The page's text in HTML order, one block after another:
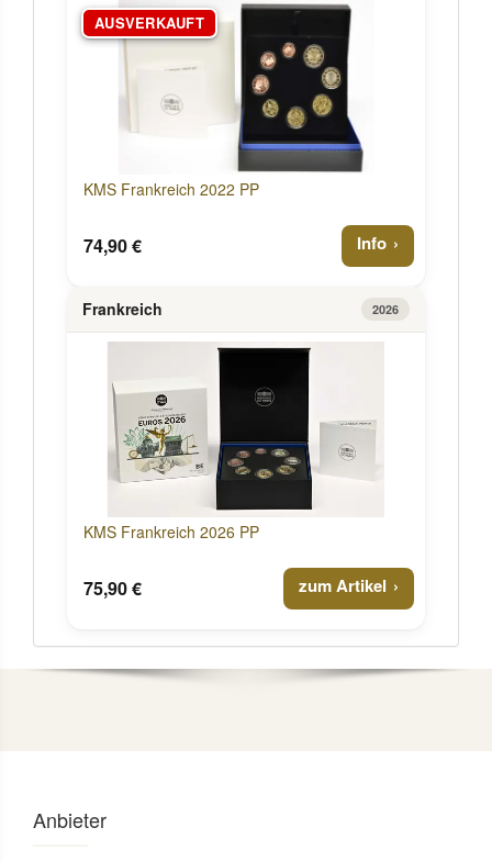
AUSVERKAUFT
KMS Frankreich 2022 PP
74,90 € Info
Frankreich 2026
KMS Frankreich 2026 PP
75,90 € zum Artikel
Anbieter